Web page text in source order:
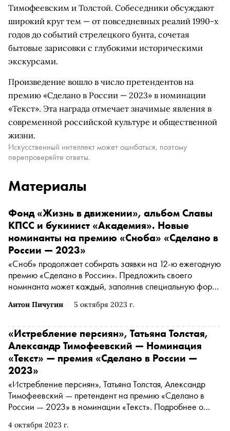
Тимофеевским и Толстой. Собеседники обсуждают
широкий круг тем — от повседневных реалий 1990-х
годов до событий стрелецкого бунта, сочетая
бытовые зарисовки с глубокими историческими
экскурсами.
Произведение вошло в число претендентов на
премию «Сделано в России — 2023» в номинации
«Текст». Эта награда отмечает значимые явления в
современной российской культуре и общественной
жизни.
Искусственный интеллект может ошибаться, поэтому
перепроверяйте ответы.
Материалы
Антон Пичугин 5 октября 2023 г.
Фонд «Жизнь в движении», альбом Славы
КПСС и букинист «Академия». Новые
номинанты на премию «Сноба» «Сделано в
России — 2023»
«Сноб» продолжает собирать заявки на 12-ю ежегодную
премию «Сделано в России». Предложить своего
номинанта может каждый, заполнив специальную форму
номинантах за прошедшую неделю
4 октября 2023 г.
«Истребление персиян», Татьяна Толстая,
Александр Тимофеевский — Номинация
«Текст» — премия «Сделано в России —
2023»
«Истребление персиян», Татьяна Толстая, Александр
Тимофеевский — претендент на премию «Сделано в
России — 2023» в номинации «Текст». Подробнее о